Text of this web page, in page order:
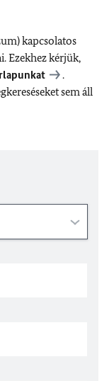
kapcsolatos
Ezekhez kérjük,
.
sem áll